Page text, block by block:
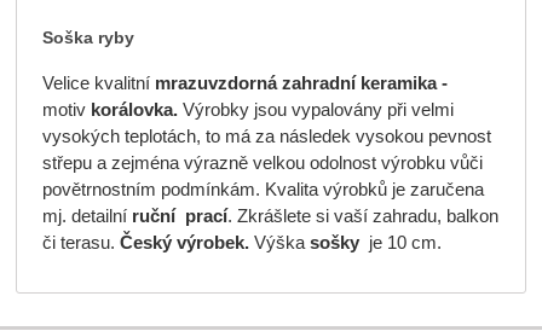
Soška ryby
Velice kvalitní mrazuvzdorná zahradní keramika -
motivkorálovka.Výrobky jsou vypalovány při velmi
vysokých teplotách, to má za následek vysokou pevnost
střepu a zejména výrazně velkou odolnost výrobku vůči
povětrnostním podmínkám. Kvalita výrobků je zaručena
mj. detailníruční prací. Zkrášlete si vaší zahradu, balkon
či terasu. Český výrobek.Výškasošky je 10 cm.